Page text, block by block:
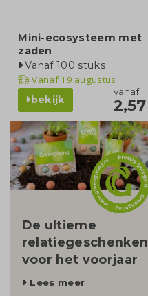
Mini-ecosysteem met
zaden
Vanaf 100 stuks
Vanaf19 augustus
bekijk
vanaf
2,57
blog
De ultieme
relatiegeschenken
voor het voorjaar
Lees meer